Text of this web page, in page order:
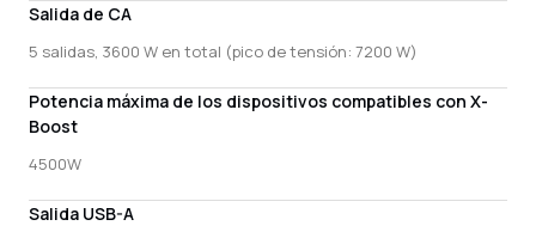
Salida de CA
5 salidas, 3600 W en total (pico de tensión: 7200 W)
Potencia máxima de los dispositivos compatibles con X-
Boost
4500W
Salida USB-A